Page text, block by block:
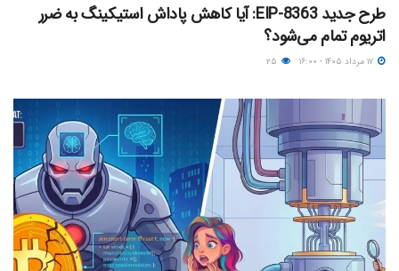
طرح جدید EIP-8363: آیا کاهش پاداش استیکینگ به ضرر
اتریوم تمام می‌شود؟